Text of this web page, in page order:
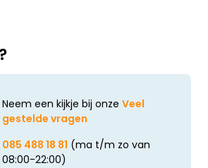
Neem een kijkje bij onze Veel
gestelde vragen
085 488 18 81 (ma t/m zo van
08:00-22:00)